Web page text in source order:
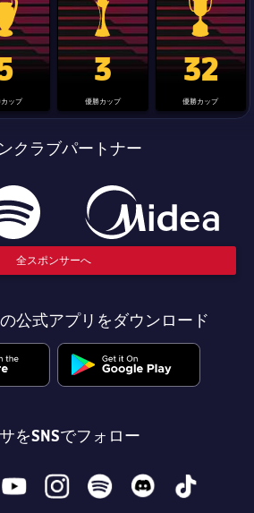
Champions League trophy
ップ
label.aria.clubworldcup
3
優勝カップ
国王杯
32
優勝カップ
クラブパートナー
全スポンサーへ
公式アプリをダウンロード
をSNSでフォロー
youtubeinstagramspotify discord tiktok